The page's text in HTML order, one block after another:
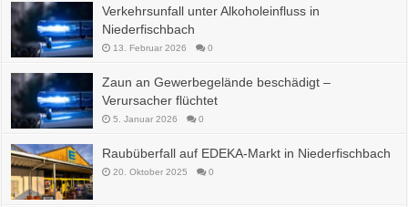
Verkehrsunfall unter Alkoholeinfluss in
Niederfischbach
13. Februar 2026 0
Zaun an Gewerbegelände beschädigt –
Verursacher flüchtet
5. Januar 2026 0
Raubüberfall auf EDEKA-Markt in Niederfischbach
20. Oktober 2025 0